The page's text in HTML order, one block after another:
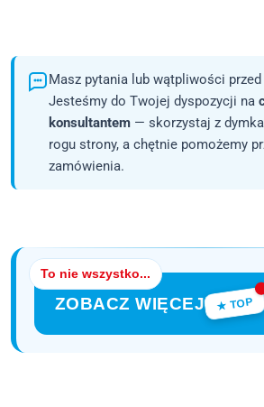
Masz pytania lub wątpliwości przed
Jesteśmy do Twojej dyspozycji na
konsultantem — skorzystaj z
rogu strony, a chętnie pomożemy
zamówienia.
To nie wszystko...
ZOBACZ WIĘCEJ ★ TOP